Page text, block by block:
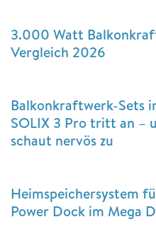
3.000 Watt
Vergleich 2026
Balkonkraftwerk-Sets
SOLIX 3 Pro tritt an –
schaut nervös zu
Heimspeichersystem
Power Dock im Mega